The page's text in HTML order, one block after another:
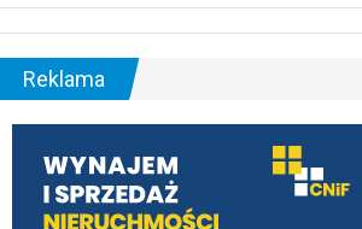
–
malownicza
[fotorelacja]
Reklama